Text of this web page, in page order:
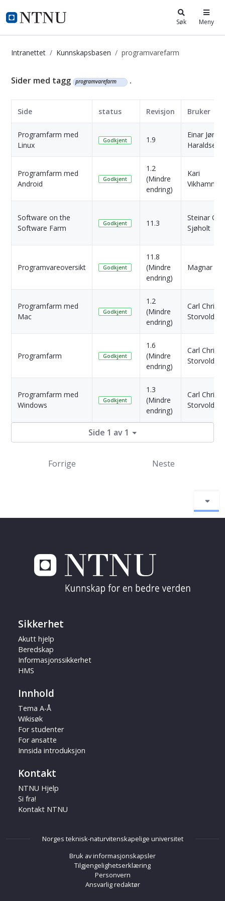
i.ntnu.no Søk Meny
Intranettet Kunnskapsbasen programvarefarm
Kunnskapsbasen
Sider med tagg programvarefarm .
Side status Revisjon Bruker
Programfarm med
Linux
Godkjent 1.9
Einar
Haraldseid
Programfarm med
Android
Godkjent
1.2
(Mindre
endring)
Kari
Software on the
Software Farm
Godkjent 11.3
Steinar
Sjøholt
Programvareoversikt Godkjent
11.8
(Mindre
endring)
Magnar
Programfarm med
Mac
Godkjent
1.2
(Mindre
endring)
Carl
Storvold
Programfarm Godkjent
1.6
(Mindre
endring)
Carl
Storvold
Programfarm med
Windows
Godkjent
1.3
(Mindre
endring)
Carl
Storvold
Side 1 av 1
Forrige Neste
Sikkerhet
Akutt hjelp
Beredskap
Informasjonssikkerhet
HMS
Innhold
Tema A-Å
Wikisøk
For studenter
For ansatte
Innsida introduksjon
Kontakt
NTNU Hjelp
Si fra!
Kontakt NTNU
Norges teknisk-naturvitenskapelige universitet
Bruk av informasjonskapsler
Tilgjengelighetserklæring
Personvern
Ansvarlig redaktør